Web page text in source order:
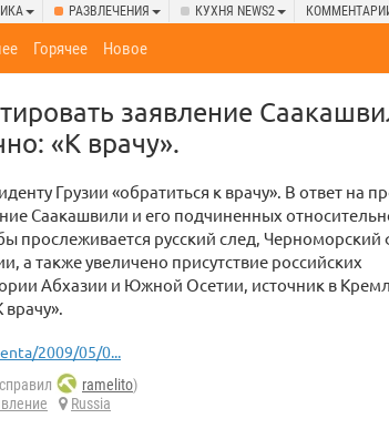
РАЗВЛЕЧЕНИЯ КУХНЯ NEWS2
Горячее Новое
заявление
«К врачу».
Грузии «обратиться к врачу». В ответ на
Саакашвили и его подчиненных
прослеживается русский след, Черноморский
а также увеличено присутствие российских
Абхазии и Южной Осетии, источник в
2009/05/0...
ramelito)
Russia